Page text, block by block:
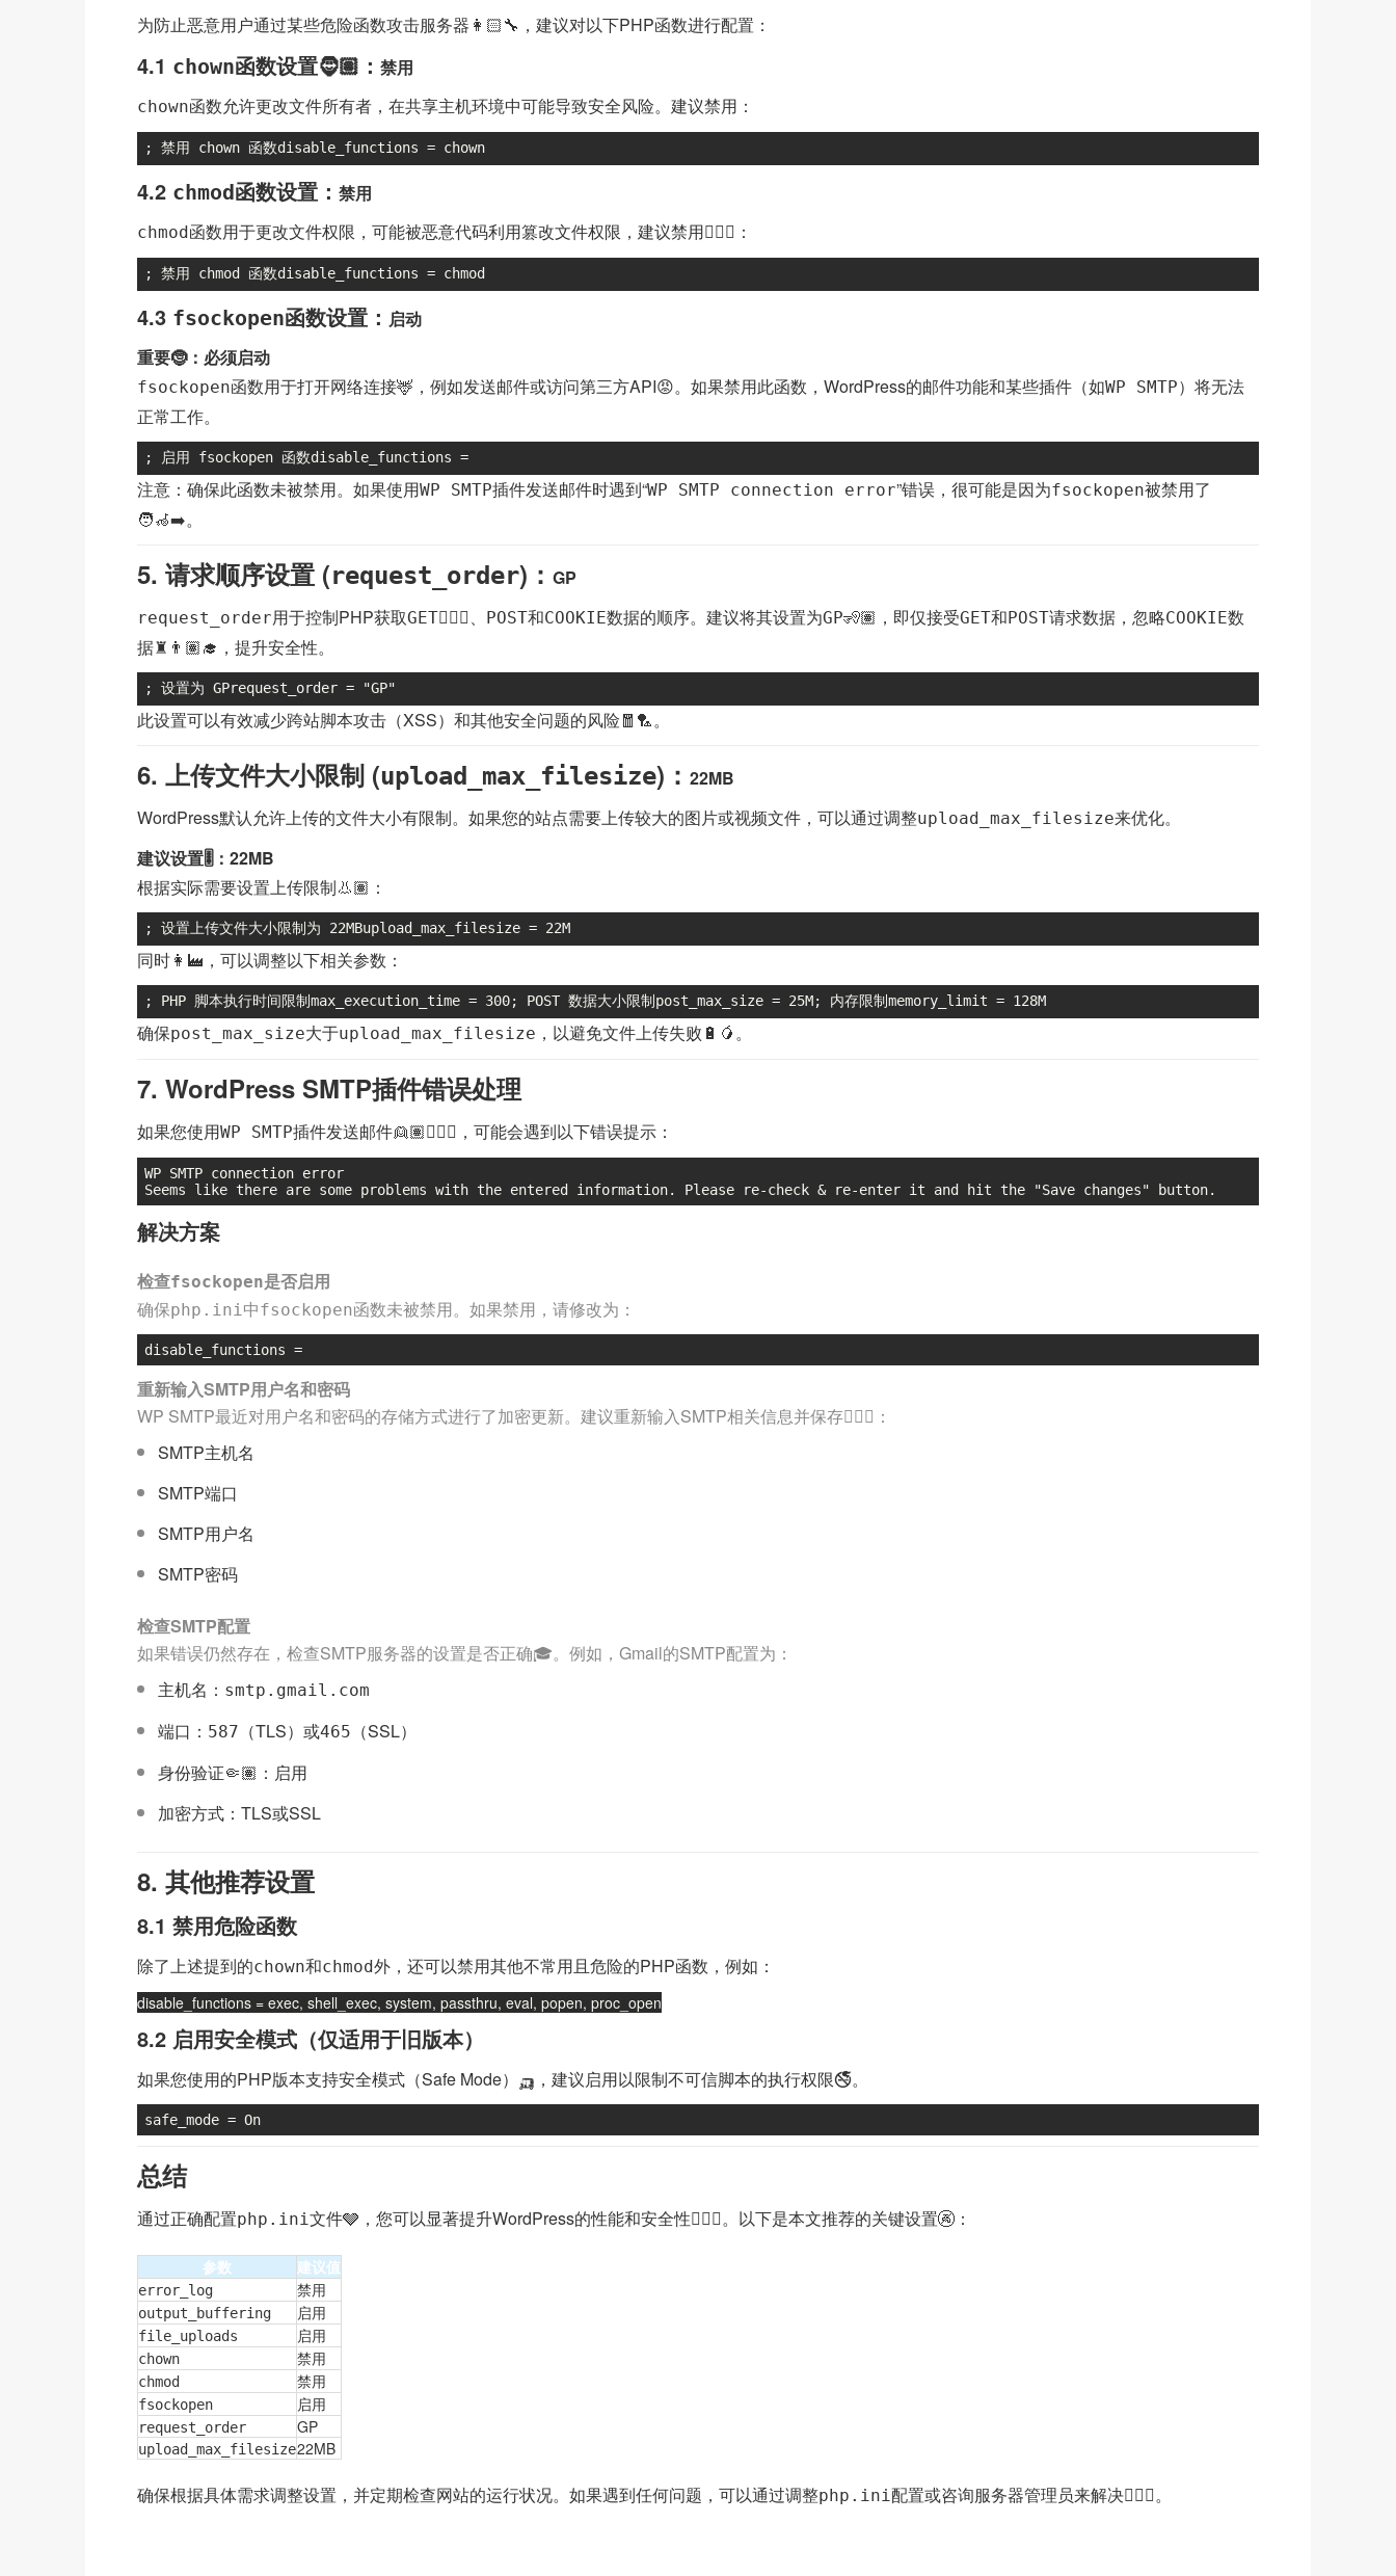
为防止恶意用户通过某些危险函数攻击服务器👩🏻‍🔧，建议对以下PHP函数进行配置：
4.1 chown函数设置🧔🏽： 禁用
chown函数允许更改文件所有者，在共享主机环境中可能导致安全风险。建议禁用：
; 禁用 chown 函数disable_functions = chown
4.2 chmod函数设置： 禁用
chmod函数用于更改文件权限，可能被恶意代码利用篡改文件权限，建议禁用🚵🏿‍♀️：
; 禁用 chmod 函数disable_functions = chmod
4.3 fsockopen函数设置： 启动
重要🤶：必须启动
fsockopen函数用于打开网络连接🦌，例如发送邮件或访问第三方API😡。如果禁用此函数，WordPress的邮件功能和某些插件（如WP SMTP）将无法
正常工作。
; 启用 fsockopen 函数disable_functions =
注意：确保此函数未被禁用。如果使用WP SMTP插件发送邮件时遇到“WP SMTP connection error”错误，很可能是因为fsockopen被禁用了
🧑‍🦽‍➡️。
5. 请求顺序设置 (request_order)： GP
request_order用于控制PHP获取GET🙅🏼‍♂️、 POST和COOKIE数据的顺序。建议将其设置为GP🧏🏽，即仅接受GET和POST请求数据，忽略COOKIE数
据♜👨🏽‍🎓，提升安全性。
; 设置为 GPrequest_order = "GP"
此设置可以有效减少跨站脚本攻击（XSS）和其他安全问题的风险🧧🏸。
6. 上传文件大小限制 (upload_max_filesize)： 22MB
WordPress默认允许上传的文件大小有限制。如果您的站点需要上传较大的图片或视频文件，可以通过调整upload_max_filesize来优化。
建议设置🎚：22MB
根据实际需要设置上传限制👃🏽：
; 设置上传文件大小限制为 22MBupload_max_filesize = 22M
同时👩‍🏭，可以调整以下相关参数：
; PHP 脚本执行时间限制max_execution_time = 300; POST 数据大小限制post_max_size = 25M; 内存限制memory_limit = 128M
确保post_max_size大于upload_max_filesize ，以避免文件上传失败🔋🥭。
7. WordPress SMTP插件错误处理
如果您使用WP SMTP插件发送邮件👱🏽🧏🏻‍♀️，可能会遇到以下错误提示：
WP SMTP connection error
Seems like there are some problems with the entered information. Please re-check & re-enter it and hit the "Save changes" button.
解决方案
检查fsockopen是否启用
确保php.ini中fsockopen函数未被禁用。如果禁用，请修改为：
disable_functions =
重新输入SMTP用户名和密码
WP SMTP最近对用户名和密码的存储方式进行了加密更新。建议重新输入SMTP相关信息并保存🧔🏽‍♀️：
SMTP主机名
SMTP端口
SMTP用户名
SMTP密码
检查SMTP配置
如果错误仍然存在，检查SMTP服务器的设置是否正确🎓。例如，Gmail的SMTP配置为：
主机名： smtp.gmail.com
端口： 587 （TLS）或465 （SSL）
身份验证🤏🏽：启用
加密方式：TLS或SSL
8. 其他推荐设置
8.1 禁用危险函数
除了上述提到的chown和chmod外，还可以禁用其他不常用且危险的PHP函数，例如：
disable_functions = exec, shell_exec, system, passthru, eval, popen, proc_open
8.2 启用安全模式（仅适用于旧版本）
如果您使用的PHP版本支持安全模式（Safe Mode）🛺，建议启用以限制不可信脚本的执行权限🚭。
safe_mode = On
总结
通过正确配置php.ini文件🩶，您可以显著提升WordPress的性能和安全性🏋🏽‍♂️。以下是本文推荐的关键设置🚱：
参数 建议值
error_log 禁用
output_buffering 启用
file_uploads 启用
chown 禁用
chmod 禁用
fsockopen 启用
request_order GP
upload_max_filesize22MB
确保根据具体需求调整设置，并定期检查网站的运行状况。如果遇到任何问题，可以通过调整php.ini配置或咨询服务器管理员来解决🤹🏿‍♂️。